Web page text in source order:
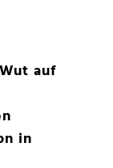
auf
in